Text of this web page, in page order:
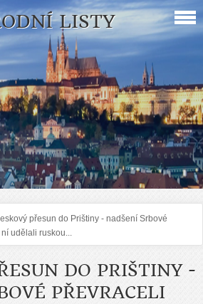
LISTY
přesun do Prištiny - nadšení Srbové
udělali ruskou...
DO PRIŠTINY -
PŘEVRACELI